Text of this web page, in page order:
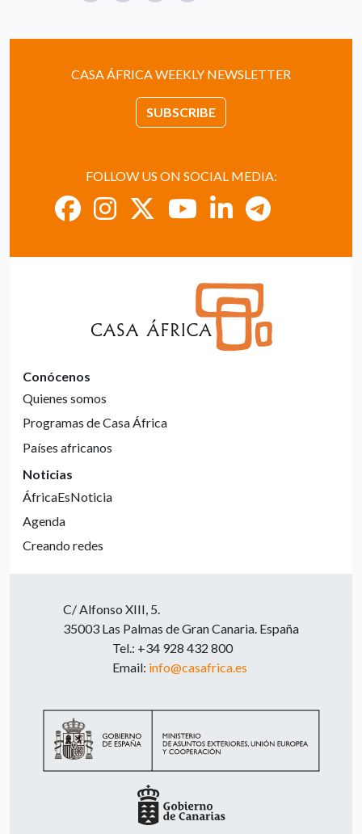
CASA ÁFRICA WEEKLY NEWSLETTER
SUBSCRIBE
FOLLOW US ON SOCIAL MEDIA:
Conócenos
Quienes somos
Programas de Casa África
Países africanos
Noticias
ÁfricaEsNoticia
Agenda
Creando redes
C/ Alfonso XIII, 5.
35003 Las Palmas de Gran Canaria. España
Tel.: +34 928 432 800
Email: info@casafrica.es